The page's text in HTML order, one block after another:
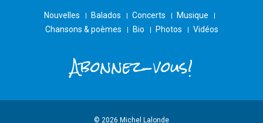
Nouvelles Balados Concerts
Musique
Chansons & poèmes
Bio Photos Vidéos
Abonnez-vous!
© 2026 Michel Lalonde